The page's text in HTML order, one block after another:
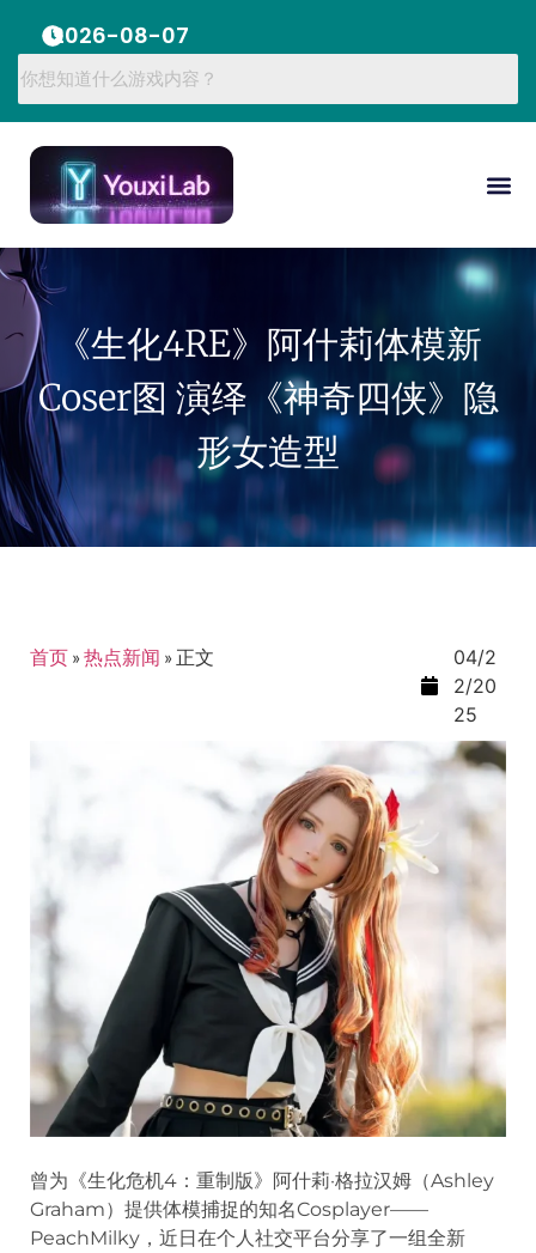
2026-08-07
《生化4RE》阿什莉体模新
Coser图 演绎《神奇四侠》隐
形女造型
首页 »热点新闻 » 正文
04/2
2/20
25
曾为《生化危机4：重制版》阿什莉·格拉汉姆（Ashley
Graham）提供体模捕捉的知名Cosplayer——
PeachMilky，近日在个人社交平台分享了一组全新